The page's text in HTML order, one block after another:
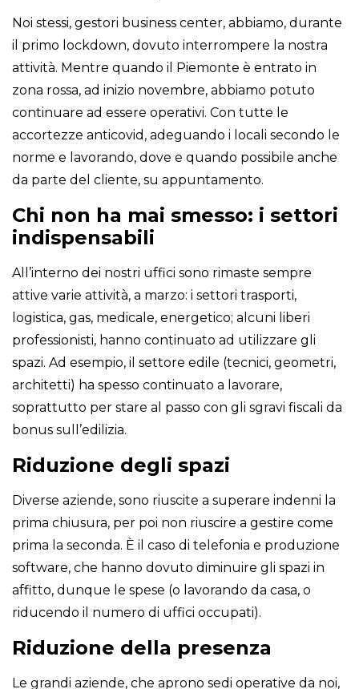
Noi stessi, gestori business center, abbiamo, durante
il primo lockdown, dovuto interrompere la nostra
attività. Mentre quando il Piemonte è entrato in
zona rossa, ad inizio novembre, abbiamo potuto
continuare ad essere operativi. Con tutte le
accortezze anticovid, adeguando i locali secondo le
norme e lavorando, dove e quando possibile anche
da parte del cliente, su appuntamento.
Chi non ha mai smesso: i settori
indispensabili
All’interno dei nostri uffici sono rimaste sempre
attive varie attività, a marzo: i settori trasporti,
logistica, gas, medicale, energetico; alcuni liberi
professionisti, hanno continuato ad utilizzare gli
spazi. Ad esempio, il settore edile (tecnici, geometri,
architetti) ha spesso continuato a lavorare,
soprattutto per stare al passo con gli sgravi fiscali da
bonus sull’edilizia.
Riduzione degli spazi
Diverse aziende, sono riuscite a superare indenni la
prima chiusura, per poi non riuscire a gestire come
prima la seconda. È il caso di telefonia e produzione
software, che hanno dovuto diminuire gli spazi in
affitto, dunque le spese (o lavorando da casa, o
riducendo il numero di uffici occupati).
Riduzione della presenza
Le grandi aziende, che aprono sedi operative da noi,